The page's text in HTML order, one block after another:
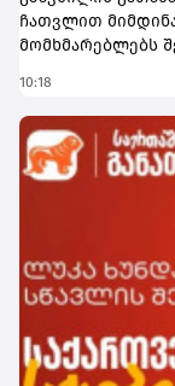
ჩათვლით
მომხმარებლებს
სუპერპრიზი -
მონაწილეობა
სრულწლოვან
მოქალაქეა,
გარდა.
მიღებული
ან
განაღდებულ 150
ენიჭება, რაც
მონაწილეობა
საჭიროა,
თანხა
10:18